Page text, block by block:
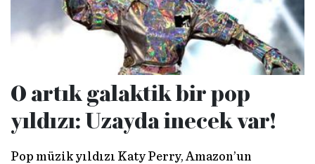
O artık galaktik bir pop
yıldızı: Uzayda inecek var!
Pop müzik yıldızı Katy Perry, Amazon’un